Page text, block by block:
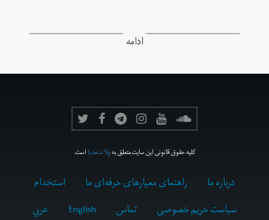
ادامه
کلیه حقوق قانونی این سایت متعلق بهولانت‌مدیااست.
درباره ما راهنمای معیارهای حرفه‌ای ما
استخدام
سیاست حریم خصوصی
تماس English عربي